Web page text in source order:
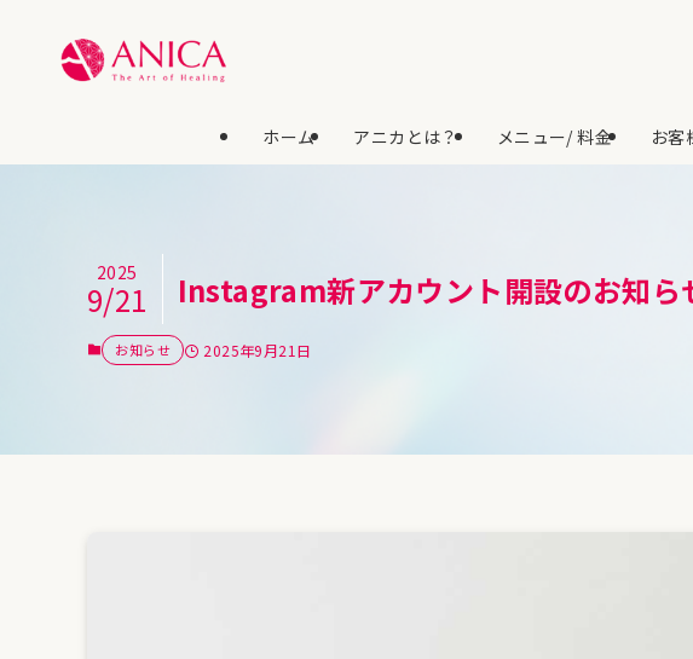
ホーム アニカとは？ メニュー/ 料金 お客
Instagram新アカウント開設のお知ら
2025
9/21
お知らせ 2025年9月21日